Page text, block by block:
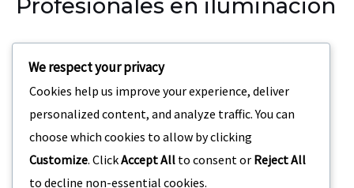
Nuestra empresa se especializa en la iluminación para
eventos, teatros, discotecas.
Dirección:Carrera 69 C3 – 42 San Joaquin Medellin,
Colombia
We respect your privacy
Cookies help us improve your experience, deliver
personalized content, and analyze traffic. You can
choose which cookies to allow by clicking
Customize. ClickAccept All to consent or Reject All
to decline non-essential cookies.